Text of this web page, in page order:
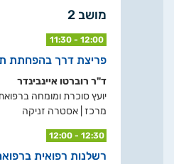
מושב 2
11:30 - 12:00
פריצת דרך בהפחתת
ד"ר רוברטו איינבינדר
יועץ סוכרת ומומחה
מרכז | אסטרה זניקה
12:00 - 12:30
רשלנות רפואית